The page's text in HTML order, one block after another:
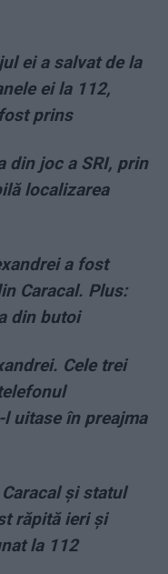
ei a salvat de la
ei la 112,
prins
din joc a SRI, prin
localizarea
a fost
Caracal. Plus:
din butoi
Cele trei
uitase în preajma
și statul
răpită ieri și
la 112